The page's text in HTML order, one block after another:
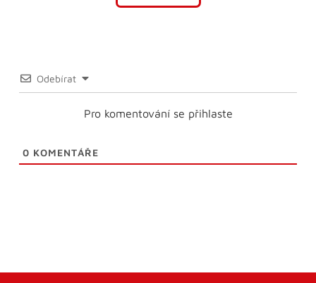
Odebírat
Pro komentování se přihlaste
0 KOMENTÁŘE